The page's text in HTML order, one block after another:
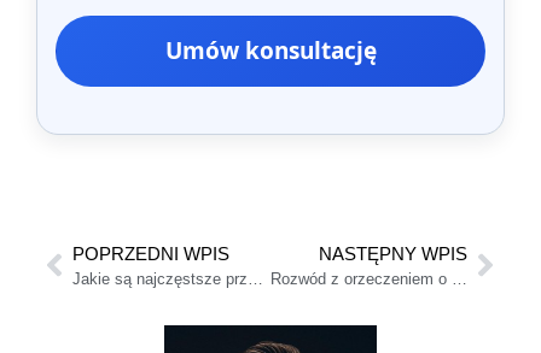
Umów konsultację
POPRZEDNI WPIS NASTĘPNY WPIS